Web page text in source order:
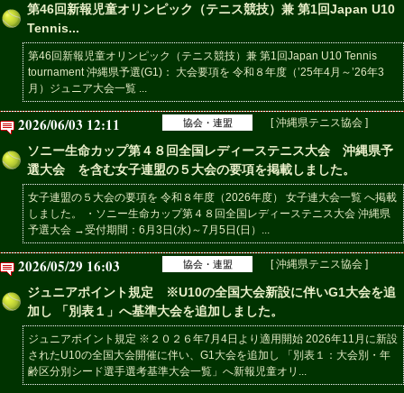
第46回新報児童オリンピック（テニス競技）兼 第1回Japan U10
Tennis...
第46回新報児童オリンピック（テニス競技）兼 第1回Japan U10 Tennis
tournament 沖縄県予選(G1)： 大会要項を 令和８年度（’25年4月～’26年3
月）ジュニア大会一覧 ...
2026/06/03 12:11 協会・連盟 [ 沖縄県テニス協会 ]
ソニー生命カップ第４８回全国レディーステニス大会 沖縄県予
選大会 を含む女子連盟の５大会の要項を掲載しました。
女子連盟の５大会の要項を 令和８年度（2026年度） 女子連大会一覧 へ掲載
しました。 ・ソニー生命カップ第４８回全国レディーステニス大会 沖縄県
予選大会 →受付期間：6月3日(水)～7月5日(日）...
2026/05/29 16:03 協会・連盟 [ 沖縄県テニス協会 ]
ジュニアポイント規定 ※U10の全国大会新設に伴いG1大会を追
加し 「別表１」へ基準大会を追加しました。
ジュニアポイント規定 ※２０２６年7月4日より適用開始 2026年11月に新設
されたU10の全国大会開催に伴い、G1大会を追加し 「別表１：大会別・年
齢区分別シード選手選考基準大会一覧」へ新報児童オリ...